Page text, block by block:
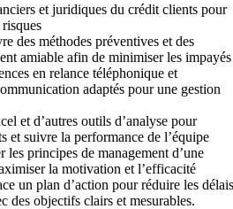
et juridiques du crédit clients pour
des méthodes préventives et des
amiable afin de minimiser les impayés
en relance téléphonique et
adaptés pour une gestion
et d’autres outils d’analyse pour
et suivre la performance de l’équipe
les principes de management d’une
la motivation et l’efficacité
un plan d’action pour réduire les délais
des objectifs clairs et mesurables.